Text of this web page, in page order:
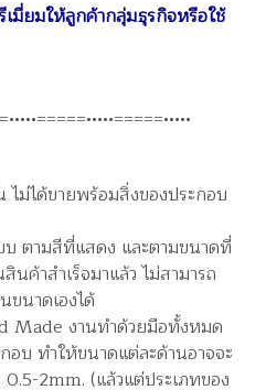
มี่ยมให้ลูกค้ากลุ่มธุรกิจหรือใช้
ไม่ได้ขายพร้อมสิ่งของประกอบ
ตามสีที่แสดง และตามขนาดที่
นค้าสำเร็จมาแล้ว ไม่สามารถ
ขนาดเองได้
Made งานทำด้วยมือทั้งหมด
อบ ทำให้ขนาดแต่ละด้านอาจจะ
2mm. (แล้วแต่ประเภทของ